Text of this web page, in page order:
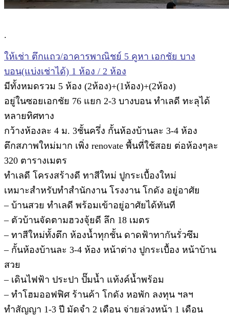
.
ให้เช่า ตึกแถว/อาคารพาณิชย์ 5 คูหา เอกชัย บาง
บอน(แบ่งเช่าได้) 1 ห้อง / 2 ห้อง
มีทั้งหมดรวม 5 ห้อง (2ห้อง)+(1ห้อง)+(2ห้อง)
อยู่ในซอยเอกชัย 76 แยก 2-3 บางบอน ทำเลดี ทะลุได้
หลายทิศทาง
กว้างห้องละ 4 ม. 3ชั้นครึ่ง กั้นห้องบ้านละ 3-4 ห้อง
ตึกสภาพใหม่มาก เพิ่ง renovate พื้นที่ใช้สอย ต่อห้องๆละ
320 ตารางเมตร
ทำเลดี โครงสร้างดี ทาสีใหม่ ปูกระเบื้องใหม่
เหมาะสำหรับทำสำนักงาน โรงงาน โกดัง อยู่อาศัย
– บ้านสวย ทำเลดี พร้อมเข้าอยู่อาศัยได้ทันที
– ตัวบ้านจัดตามฮวงจุ้ยดี ลึก 18 เมตร
– ทาสีใหม่ทั้งตึก ห้องน้ำทุกชั้น ดาดฟ้าทากันรั่วซึม
– กั้นห้องบ้านละ 3-4 ห้อง หน้าต่าง ปูกระเบื้อง หน้าบ้าน
สวย
– เดินไฟฟ้า ประปา ปั๊มน้ำ แท้งค์น้ำพร้อม
– ทำโฮมออฟฟิศ ร้านค้า โกดัง หอพัก ลงทุน ฯลฯ
ทำสัญญา 1-3 ปี มัดจำ 2 เดือน จ่ายล่วงหน้า 1 เดือน